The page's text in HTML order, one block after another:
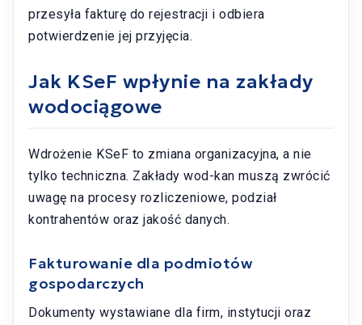
przesyła fakturę do rejestracji i odbiera
potwierdzenie jej przyjęcia.
Jak KSeF wpłynie na zakłady
wodociągowe
Wdrożenie KSeF to zmiana organizacyjna, a nie
tylko techniczna. Zakłady wod-kan muszą zwrócić
uwagę na procesy rozliczeniowe, podział
kontrahentów oraz jakość danych.
Fakturowanie dla podmiotów
gospodarczych
Dokumenty wystawiane dla firm, instytucji oraz